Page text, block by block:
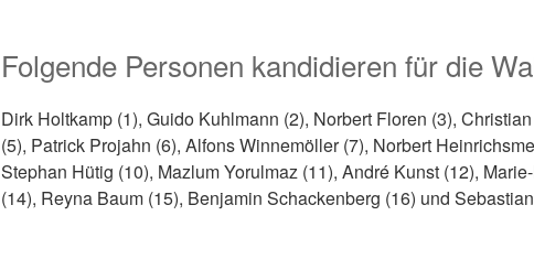
Folgende Personen kandidieren für die
Dirk Holtkamp (1), Guido Kuhlmann (2), Norbert Floren (3),
(5), Patrick Projahn (6), Alfons Winnemöller (7), Norbert
Stephan Hütig (10), Mazlum Yorulmaz (11), André Kunst (12),
(14), Reyna Baum (15), Benjamin Schackenberg (16) und